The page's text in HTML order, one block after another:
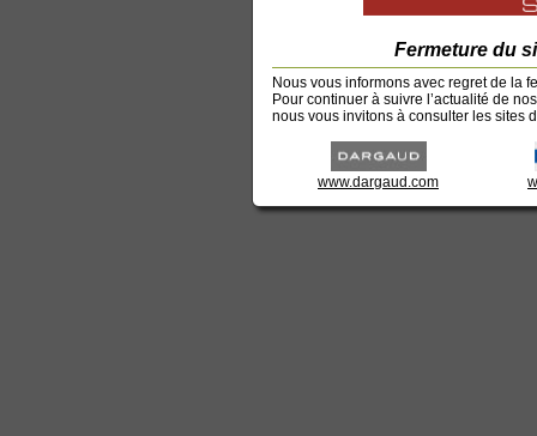
Fermeture du
Nous vous informons avec regret de la
Pour continuer à suivre l’actualité de
nous vous invitons à consulter les sites
www.dargaud.com